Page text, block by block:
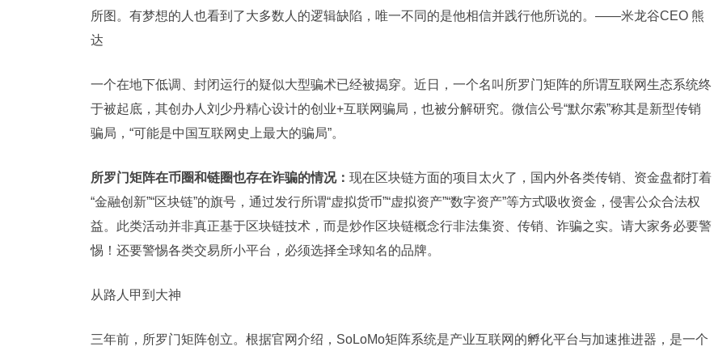
所图。有梦想的人也看到了大多数人的逻辑缺陷，唯一不同的是他相信并践行他所说的。——米龙谷CEO 熊
达
一个在地下低调、封闭运行的疑似大型骗术已经被揭穿。近日，一个名叫所罗门矩阵的所谓互联网生态系统终
于被起底，其创办人刘少丹精心设计的创业+互联网骗局，也被分解研究。微信公号“默尔索”称其是新型传销
骗局，“可能是中国互联网史上最大的骗局”。
所罗门矩阵在币圈和链圈也存在诈骗的情况： 现在区块链方面的项目太火了，国内外各类传销、资金盘都打着
“金融创新”“区块链”的旗号，通过发行所谓“虚拟货币”“虚拟资产”“数字资产”等方式吸收资金，侵害公众合法权
益。此类活动并非真正基于区块链技术，而是炒作区块链概念行非法集资、传销、诈骗之实。请大家务必要警
惕！还要警惕各类交易所小平台，必须选择全球知名的品牌。
从路人甲到大神
三年前，所罗门矩阵创立。根据官网介绍，SoLoMo矩阵系统是产业互联网的孵化平台与加速推进器，是一个